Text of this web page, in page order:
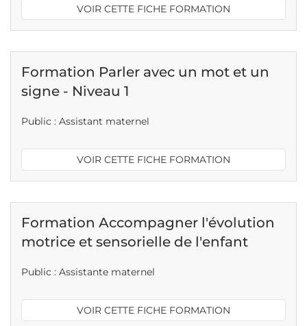
VOIR CETTE FICHE FORMATION
Formation Parler avec un mot et un
signe - Niveau 1
Public : Assistant maternel
VOIR CETTE FICHE FORMATION
Formation Accompagner l'évolution
motrice et sensorielle de l'enfant
Public : Assistante maternel
VOIR CETTE FICHE FORMATION